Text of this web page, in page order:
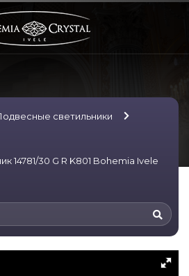
светильники
14781/30 G R K801 Bohemia Ivele